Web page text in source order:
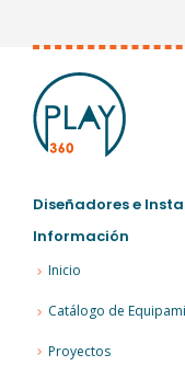
Diseñadores e
Información
Inicio
Catálogo de
Proyectos